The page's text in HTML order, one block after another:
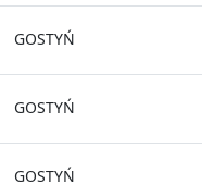
GOSTYŃ
GOSTYŃ
GOSTYŃ